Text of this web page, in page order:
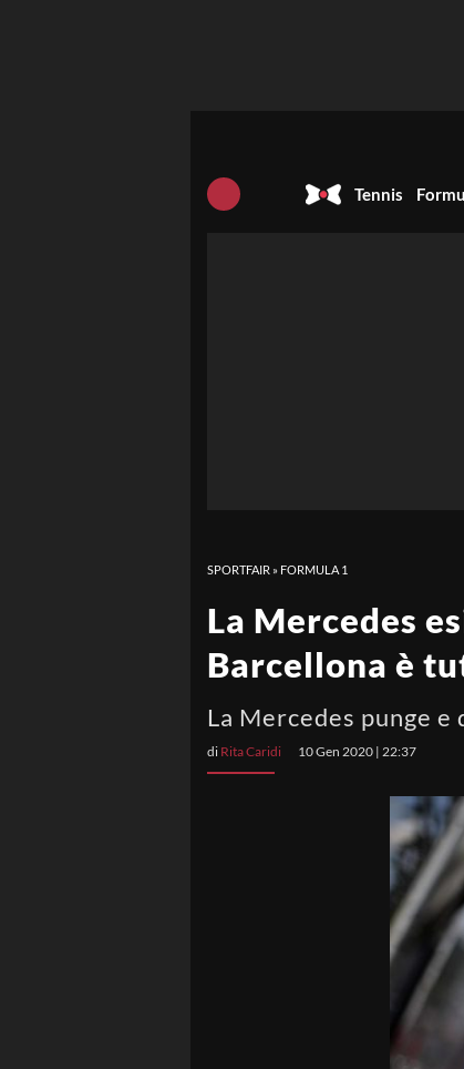
Tennis
SPORTFAIR » FORMULA 1
La Mercedes
Barcellona è
La Mercedes punge
di Rita Caridi 10 Gen 2020 | 22:37